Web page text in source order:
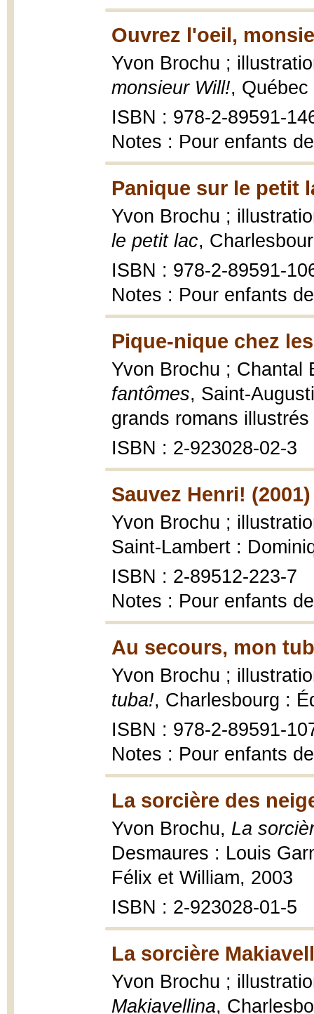
Ouvrez l'oeil,
Yvon Brochu ;
monsieur Will!,
ISBN : 978-2-89591-
Notes : Pour enfants
Panique sur le petit
Yvon Brochu ;
le petit lac,
ISBN : 978-2-89591-
Notes : Pour enfants
Pique-nique chez
Yvon Brochu ;
fantômes, Saint-
grands romans
ISBN : 2-923028-02-3
Sauvez Henri! (2001)
Yvon Brochu ;
Saint-Lambert :
ISBN : 2-89512-223-7
Notes : Pour enfants
Au secours, mon
Yvon Brochu ;
tuba!, Charlesbourg :
ISBN : 978-2-89591-
Notes : Pour enfants
La sorcière des
Yvon Brochu, La
Desmaures : Louis
Félix et William, 2003
ISBN : 2-923028-01-5
La sorcière
Yvon Brochu ;
Makiavellina,